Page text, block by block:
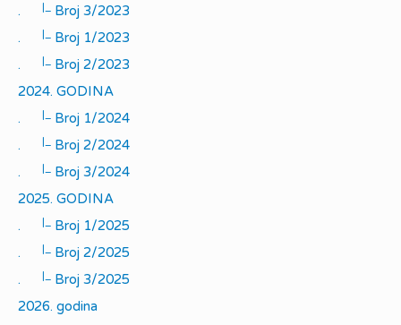
.
|_
Broj 3/2023
.
|_
Broj 1/2023
.
|_
Broj 2/2023
2024. GODINA
.
|_
Broj 1/2024
.
|_
Broj 2/2024
.
|_
Broj 3/2024
2025. GODINA
.
|_
Broj 1/2025
.
|_
Broj 2/2025
.
|_
Broj 3/2025
2026. godina